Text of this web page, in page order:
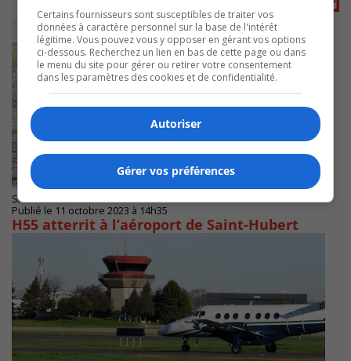
SAINT-HUBERT
Publié le 11 octobre 2023 à 14h35
H55 atterrit à l’aéroport de Saint-Hubert
Certains fournisseurs sont susceptibles de traiter vos
données à caractère personnel sur la base de l'intérêt
légitime. Vous pouvez vous y opposer en gérant vos options
ci-dessous. Recherchez un lien en bas de cette page ou dans
le menu du site pour gérer ou retirer votre consentement
dans les paramètres des cookies et de confidentialité.
Autoriser
Gérer vos préférences